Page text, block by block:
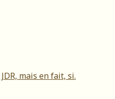
mais en fait, si.